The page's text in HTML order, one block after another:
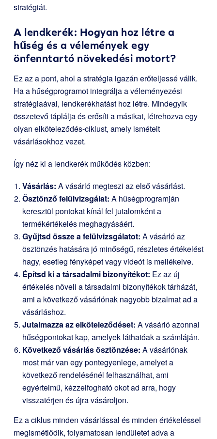
stratégiát.
A lendkerék: Hogyan hoz létre a
hűség és a vélemények egy
önfenntartó növekedési motort?
Ez az a pont, ahol a stratégia igazán erőteljessé válik.
Ha a hűségprogramot integrálja a véleményezési
stratégiaával, lendkerékhatást hoz létre. Mindegyik
összetevő táplálja és erősíti a másikat, létrehozva egy
olyan elköteleződés-ciklust, amely ismételt
vásárlásokhoz vezet.
Így néz ki a lendkerék működés közben:
Vásárlás: A vásárló megteszi az első vásárlást.
Ösztönző felülvizsgálat: A hűségprogramján
keresztül pontokat kínál fel jutalomként a
termékértékelés meghagyásáért.
Gyűjtsd össze a felülvizsgálatot: A vásárló az
ösztönzés hatására jó minőségű, részletes értékelést
hagy, esetleg fényképet vagy videót is mellékelve.
Építsd ki a társadalmi bizonyítékot: Ez az új
értékelés növeli a társadalmi bizonyítékok tárházát,
ami a következő vásárlónak nagyobb bizalmat ad a
vásárláshoz.
Jutalmazza az elköteleződéset: A vásárló azonnal
hűségpontokat kap, amelyek láthatóak a számláján.
Következő vásárlás ösztönzése: A vásárlónak
most már van egy pontegyenlege, amelyet a
következő rendelésénél felhasználhat, ami
egyértelmű, kézzelfogható okot ad arra, hogy
visszatérjen és újra vásároljon.
Ez a ciklus minden vásárlással és minden értékeléssel
megismétlődik, folyamatosan lendületet adva a